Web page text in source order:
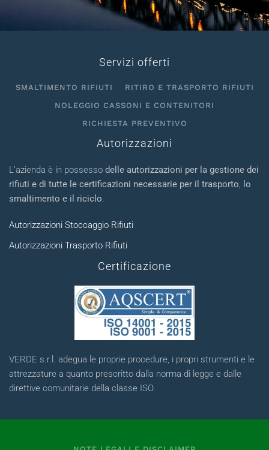
Servizi offerti
SMALTIMENTO RIFIUTI
RITIRO E TRASPORTO RIFIUTI
NOLEGGIO CASSONI E CONTENITORI
RICHIESTA PREVENTIVO
Autorizzazioni
L’azienda è in possesso delle autorizzazioni per la gestione dei
rifiuti e di tutte le certificazioni necessarie per il trasporto, lo
smaltimento e il riciclo.
Autorizzazioni Stoccaggio Rifiuti
Autorizzazioni Trasporto Rifiuti
Certificazione
VERDE s.r.l. adegua le proprie procedure, i propri strumenti e le
attrezzature a quanto prescritto dalla norma di legge e dalle
direttive comunitarie della classe ISO.